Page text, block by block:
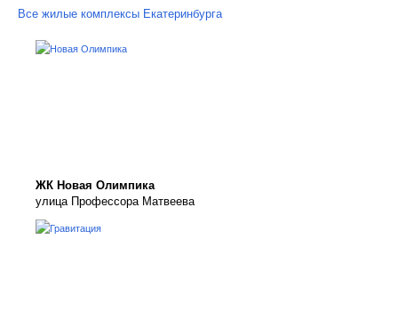
Все жилые комплексы Екатеринбурга
ЖК Новая Олимпика
улица Профессора Матвеева